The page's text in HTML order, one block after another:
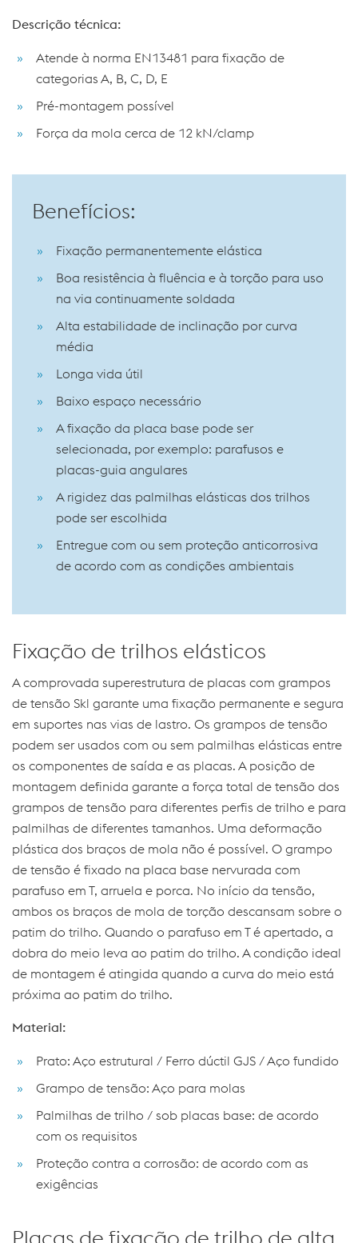
Descrição técnica:
Atende à norma EN13481 para fixação de
categorias A, B, C, D, E
Pré-montagem possível
Força da mola cerca de 12 kN/clamp
Benefícios:
Fixação permanentemente elástica
Boa resistência à fluência e à torção para uso
na via continuamente soldada
Alta estabilidade de inclinação por curva
média
Longa vida útil
Baixo espaço necessário
A fixação da placa base pode ser
selecionada, por exemplo: parafusos e
placas-guia angulares
A rigidez das palmilhas elásticas dos trilhos
pode ser escolhida
Entregue com ou sem proteção anticorrosiva
de acordo com as condições ambientais
Fixação de trilhos elásticos
A comprovada superestrutura de placas com grampos
de tensão Skl garante uma fixação permanente e segura
em suportes nas vias de lastro. Os grampos de tensão
podem ser usados com ou sem palmilhas elásticas entre
os componentes de saída e as placas. A posição de
montagem definida garante a força total de tensão dos
grampos de tensão para diferentes perfis de trilho e para
palmilhas de diferentes tamanhos. Uma deformação
plástica dos braços de mola não é possível. O grampo
de tensão é fixado na placa base nervurada com
parafuso em T, arruela e porca. No início da tensão,
ambos os braços de mola de torção descansam sobre o
patim do trilho. Quando o parafuso em T é apertado, a
dobra do meio leva ao patim do trilho. A condição ideal
de montagem é atingida quando a curva do meio está
próxima ao patim do trilho.
Material:
Prato: Aço estrutural / Ferro dúctil GJS / Aço fundido
Grampo de tensão: Aço para molas
Palmilhas de trilho / sob placas base: de acordo
com os requisitos
Proteção contra a corrosão: de acordo com as
exigências
Placas de fixação de trilho de alta